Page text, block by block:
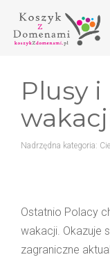
Plusy
Nadrzędna kategoria:
Ostatnio Polacy
wakacji. Okazuje
zagraniczne